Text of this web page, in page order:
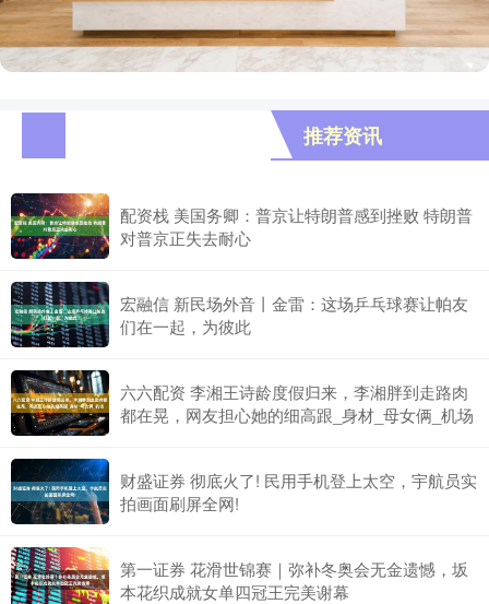
推荐资讯
配资栈 美国务卿：普京让特朗普感到挫败 特朗普
对普京正失去耐心
宏融信 新民场外音丨金雷：这场乒乓球赛让帕友
们在一起，为彼此
六六配资 李湘王诗龄度假归来，李湘胖到走路肉
都在晃，网友担心她的细高跟_身材_母女俩_机场
财盛证券 彻底火了! 民用手机登上太空，宇航员实
拍画面刷屏全网!
第一证券 花滑世锦赛｜弥补冬奥会无金遗憾，坂
本花织成就女单四冠王完美谢幕